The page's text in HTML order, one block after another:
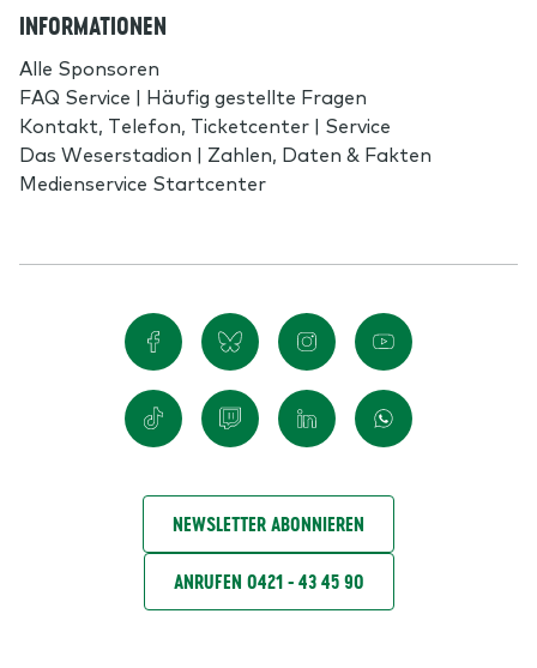
INFORMATIONEN
Alle Sponsoren
FAQ Service | Häufig gestellte Fragen
Kontakt, Telefon, Ticketcenter | Service
Das Weserstadion | Zahlen, Daten & Fakten
Medienservice Startcenter
NEWSLETTER ABONNIEREN
ANRUFEN 0421 - 43 45 90